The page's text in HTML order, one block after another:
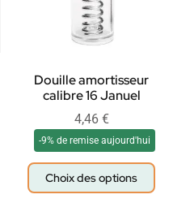
Douille amortisseur
calibre 16 Januel
4,46 €
-9% de remise aujourd'hui
Choix des options